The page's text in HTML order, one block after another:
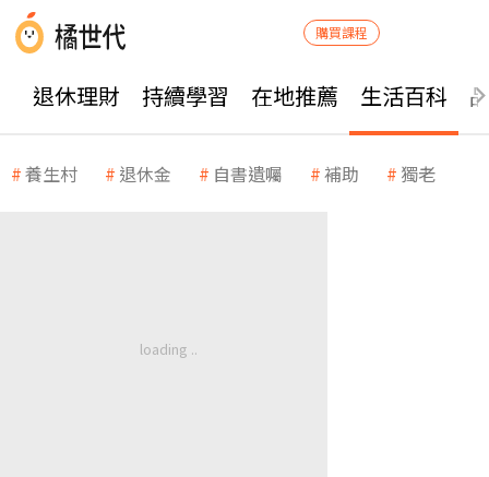
購買課程
退休理財 持續學習 在地推薦 生活百科
養生村 退休金 自書遺囑 補助 獨老